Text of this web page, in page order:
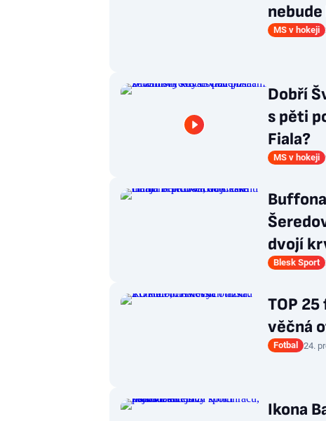
MS v hokeji
Dobří
s pěti
Fiala?
MS v hokeji
dvojí
Blesk Sport
TOP
věčná
Fotbal 24.
Ikona